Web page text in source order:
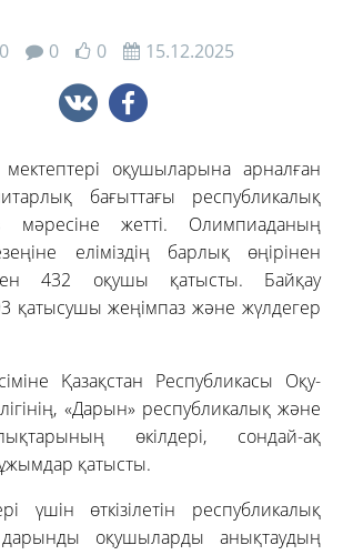
0 0 15.12.2025
оқушыларына арналған
бағыттағы республикалық
мәресіне жетті. Олимпиаданың
еліміздің барлық өңірінен
432 оқушы қатысты. Байқау
қатысушы жеңімпаз және жүлдегер
Қазақстан Республикасы Оқу-
«Дарын» республикалық және
өкілдері, сондай-ақ
қатысты.
үшін өткізілетін республикалық
оқушыларды анықтаудың